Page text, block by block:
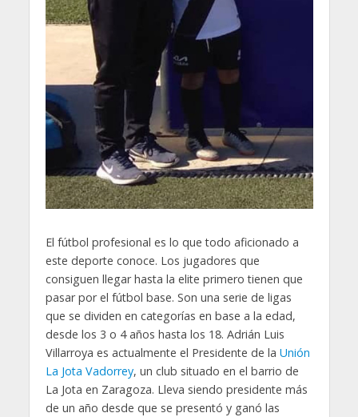
El fútbol profesional es lo que todo aficionado a
este deporte conoce. Los jugadores que
consiguen llegar hasta la elite primero tienen que
pasar por el fútbol base. Son una serie de ligas
que se dividen en categorías en base a la edad,
desde los 3 o 4 años hasta los 18. Adrián Luis
Villarroya es actualmente el Presidente de la Unión
La Jota Vadorrey, un club situado en el barrio de
La Jota en Zaragoza. Lleva siendo presidente más
de un año desde que se presentó y ganó las